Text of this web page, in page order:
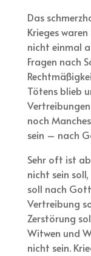
Das
Krieges
nicht einmal
Fragen nach
Tötens blieb
noch
sein – nach
Sehr oft ist
nicht sein
soll nach
Vertreibung
Zerstörung
Witwen und
nicht sein.